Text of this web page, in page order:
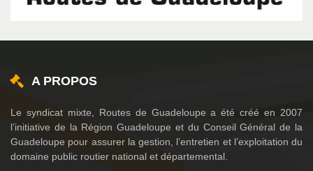
A PROPOS
Le syndicat mixte, Routes de Guadeloupe a été créé en 2007
l’initiative de la Région Guadeloupe et du Conseil Général de la
Guadeloupe pour assurer la gestion, l’entretien et l’exploitation du
domaine public routier national et départemental.